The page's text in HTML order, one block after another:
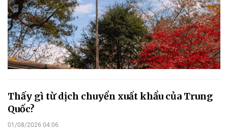
Thấy gì từ dịch chuyển xuất khẩu của Trung
Quốc?
01/08/2026 04:06